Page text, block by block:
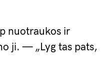
nuotraukos ir
ji. — „Lyg tas pats,